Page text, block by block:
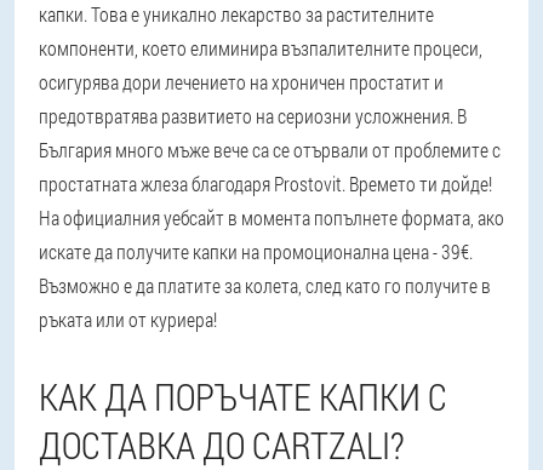
капки. Това е уникално лекарство за растителните
компоненти, което елиминира възпалителните процеси,
осигурява дори лечението на хроничен простатит и
предотвратява развитието на сериозни усложнения. В
България много мъже вече са се отървали от проблемите с
простатната жлеза благодаря Prostovit. Времето ти дойде!
На официалния уебсайт в момента попълнете формата, ако
искате да получите капки на промоционална цена - 39€.
Възможно е да платите за колета, след като го получите в
ръката или от куриера!
КАК ДА ПОРЪЧАТЕ КАПКИ С
ДОСТАВКА ДО CARTZALI?